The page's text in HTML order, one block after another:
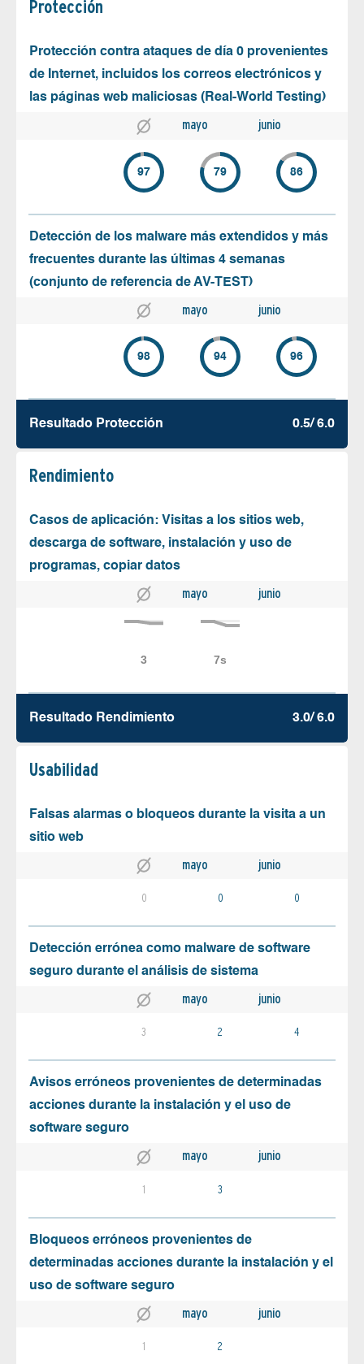
Protección
Protección contra ataques de día 0 provenientes
de Internet, incluidos los correos electrónicos y
las páginas web maliciosas (Real-World Testing)
mayo junio
97 79 86
Detección de los malware más extendidos y más
frecuentes durante las últimas 4 semanas
(conjunto de referencia de AV-TEST)
mayo junio
98 94 96
Resultado Protección 0.5/ 6.0
Rendimiento
Casos de aplicación: Visitas a los sitios web,
descarga de software, instalación y uso de
programas, copiar datos
mayo junio
Resultado Rendimiento 3.0/ 6.0
Usabilidad
Falsas alarmas o bloqueos durante la visita a un
sitio web
mayo junio
0 0 0
Detección errónea como malware de software
seguro durante el análisis de sistema
mayo junio
3 2 4
Avisos erróneos provenientes de determinadas
acciones durante la instalación y el uso de
software seguro
mayo junio
1 3
Bloqueos erróneos provenientes de
determinadas acciones durante la instalación y el
uso de software seguro
mayo junio
1 2